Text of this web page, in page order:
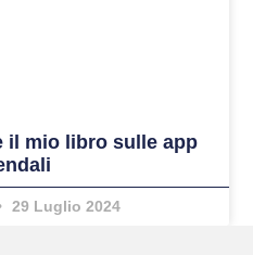
il mio libro sulle app
29 Luglio 2024